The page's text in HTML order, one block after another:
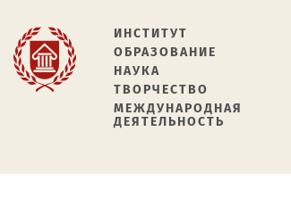
ИНСТИТУТ
ОБРАЗОВАНИЕ
НАУКА
ТВОРЧЕСТВО
МЕЖДУНАРОДНАЯ
ДЕЯТЕЛЬНОСТЬ